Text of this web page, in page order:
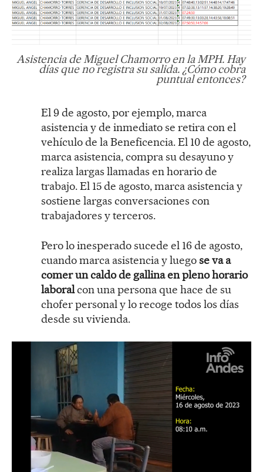
Asistencia de Miguel Chamorro en la MPH. Hay
días que no registra su salida. ¿Cómo cobra
puntual entonces?
El 9 de agosto, por ejemplo, marca
asistencia y de inmediato se retira con el
vehículo de la Beneficencia. El 10 de agosto,
marca asistencia, compra su desayuno y
realiza largas llamadas en horario de
trabajo. El 15 de agosto, marca asistencia y
sostiene largas conversaciones con
trabajadores y terceros.
Pero lo inesperado sucede el 16 de agosto,
cuando marca asistencia y luegose va a
comer un caldo de gallina en pleno horario
laboralcon una persona que hace de su
chofer personal y lo recoge todos los días
desde su vivienda.